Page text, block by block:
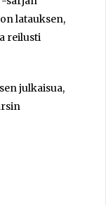
latauksen,
reilusti
julkaisua,